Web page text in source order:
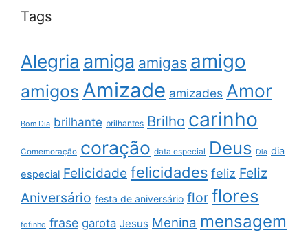
Tags
Alegria amiga amigas amigo
amigos Amizade amizades Amor
Bom Dia brilhante brilhantes Brilho carinho
Comemoração coração data especial Deus Dia dia
especial Felicidade felicidades feliz Feliz
Aniversário festa de aniversário flor flores
fofinho frase garota Jesus Menina mensagem